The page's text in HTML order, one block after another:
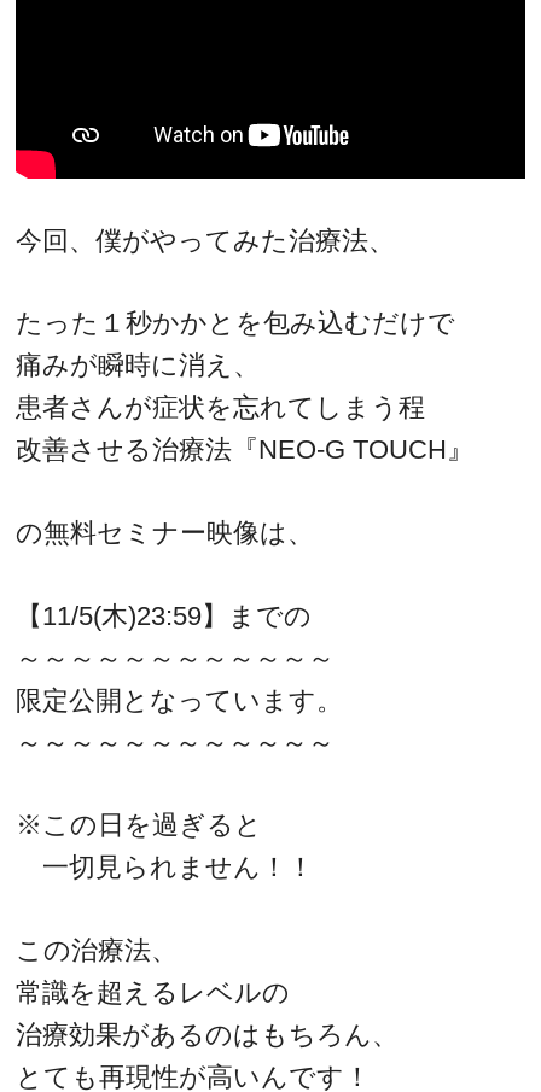
今回、僕がやってみた治療法、
たった１秒かかとを包み込むだけで
痛みが瞬時に消え、
患者さんが症状を忘れてしまう程
改善させる治療法『NEO-G TOUCH』
の無料セミナー映像は、
【11/5(木)23:59】までの
～～～～～～～～～～～～
限定公開となっています。
～～～～～～～～～～～～
※この日を過ぎると
一切見られません！！
この治療法、
常識を超えるレベルの
治療効果があるのはもちろん、
とても再現性が高いんです！